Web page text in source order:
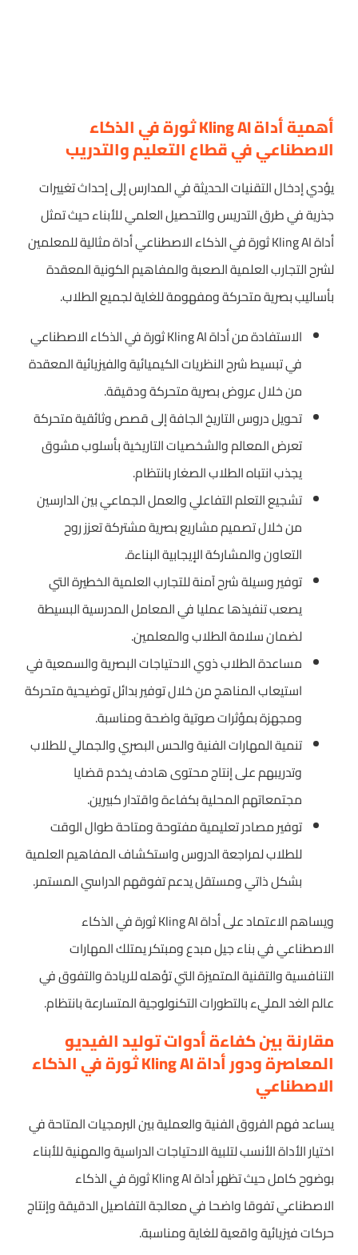
أهمية أداة Kling AI ثورة في الذكاء
الاصطناعي في قطاع التعليم والتدريب
يؤدي إدخال التقنيات الحديثة في المدارس إلى إحداث تغييرات
جذرية في طرق التدريس والتحصيل العلمي للأبناء حيث تمثل
أداة Kling AI ثورة في الذكاء الاصطناعي أداة مثالية للمعلمين
لشرح التجارب العلمية الصعبة والمفاهيم الكونية المعقدة
بأساليب بصرية متحركة ومفهومة للغاية لجميع الطلاب.
الاستفادة من أداة Kling AI ثورة في الذكاء الاصطناعي
في تبسيط شرح النظريات الكيميائية والفيزيائية المعقدة
من خلال عروض بصرية متحركة ودقيقة.
تحويل دروس التاريخ الجافة إلى قصص وثائقية متحركة
تعرض المعالم والشخصيات التاريخية بأسلوب مشوق
يجذب انتباه الطلاب الصغار بانتظام.
تشجيع التعلم التفاعلي والعمل الجماعي بين الدارسين
من خلال تصميم مشاريع بصرية مشتركة تعزز روح
التعاون والمشاركة الإيجابية البناءة.
توفير وسيلة شرح آمنة للتجارب العلمية الخطيرة التي
يصعب تنفيذها عمليا في المعامل المدرسية البسيطة
لضمان سلامة الطلاب والمعلمين.
مساعدة الطلاب ذوي الاحتياجات البصرية والسمعية في
استيعاب المناهج من خلال توفير بدائل توضيحية متحركة
ومجهزة بمؤثرات صوتية واضحة ومناسبة.
تنمية المهارات الفنية والحس البصري والجمالي للطلاب
وتدريبهم على إنتاج محتوى هادف يخدم قضايا
مجتمعاتهم المحلية بكفاءة واقتدار كبيرين.
توفير مصادر تعليمية مفتوحة ومتاحة طوال الوقت
للطلاب لمراجعة الدروس واستكشاف المفاهيم العلمية
بشكل ذاتي ومستقل يدعم تفوقهم الدراسي المستمر.
ويساهم الاعتماد على أداة Kling AI ثورة في الذكاء
الاصطناعي في بناء جيل مبدع ومبتكر يمتلك المهارات
التنافسية والتقنية المتميزة التي تؤهله للريادة والتفوق في
عالم الغد المليء بالتطورات التكنولوجية المتسارعة بانتظام.
مقارنة بين كفاءة أدوات توليد الفيديو
المعاصرة ودور أداة Kling AI ثورة في الذكاء
الاصطناعي
يساعد فهم الفروق الفنية والعملية بين البرمجيات المتاحة في
اختيار الأداة الأنسب لتلبية الاحتياجات الدراسية والمهنية للأبناء
بوضوح كامل حيث تظهر أداة Kling AI ثورة في الذكاء
الاصطناعي تفوقا واضحا في معالجة التفاصيل الدقيقة وإنتاج
حركات فيزيائية واقعية للغاية ومناسبة.